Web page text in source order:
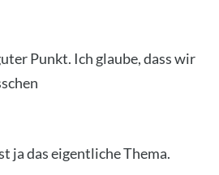
Punkt. Ich glau­be, dass wir
ja das eigent­li­che The­ma.